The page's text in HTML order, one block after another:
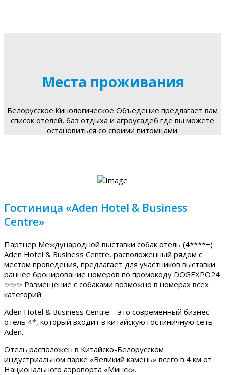
Места проживания
Белорусское Кинологическое Объедение предлагает вам
список отелей, баз отдыха и агроусадеб где вы можете
остановиться со своими питомцами.
Гостиница «Aden Hotel & Business
Centre»
Партнер Международной выставки собак отель (4****+)
Aden Hotel & Business Centre, расположенный рядом с
местом проведения, предлагает для участников выставки
раннее бронирование номеров по промокоду DOGEXPO24
✨✨✨ Размещение с собаками возможно в номерах всех
категорий
Aden Hotel & Business Centre – это современный бизнес-
отель 4*, который входит в китайскую гостиничную сеть
Aden.
Отель расположен в Китайско-Белорусском
индустриальном парке «Великий камень» всего в 4 км от
Национального аэропорта «Минск».